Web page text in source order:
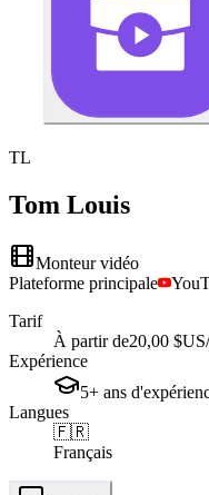
TL
Tom Louis
Monteur vidéo
Plateforme principale
Tarif
À partir de20,00 $US
Expérience
5+ ans
Langues
🇫🇷
Français